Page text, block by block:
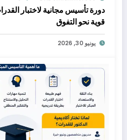
دورة تأسيس مجانية لاختبار
قوية نحو التفوق
يونيو 30, 2026